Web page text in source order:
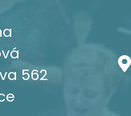
562